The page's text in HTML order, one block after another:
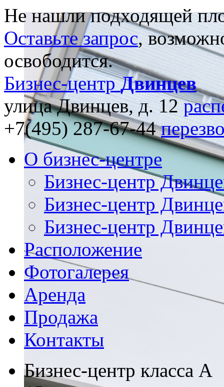
Не нашли подходящей
Оставьте запрос,
освободится.
Бизнес-центрДвинцев
улица Двинцев, д. 12
+7(495) 287-67-44
О бизнес-центре
Бизнес-центр
Бизнес-центр
Бизнес-центр
Расположение
Фотогалерея
Аренда
Продажа
Контакты
Бизнес-центр класса А